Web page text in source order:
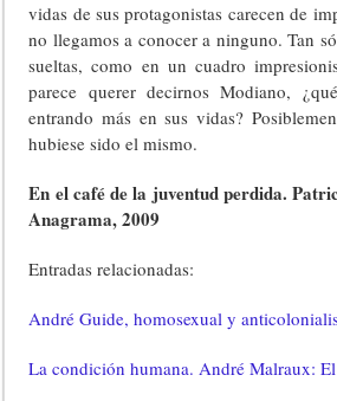
vidas de sus protagonistas carecen de
no llegamos a conocer a ninguno. Tan
sueltas, como en un cuadro
parece querer decirnos Modiano,
entrando más en sus vidas?
hubiese sido el mismo.
En el café de la juventud perdida.
Anagrama, 2009
Entradas relacionadas:
André Guide, homosexual y
La condición humana. André Malraux: